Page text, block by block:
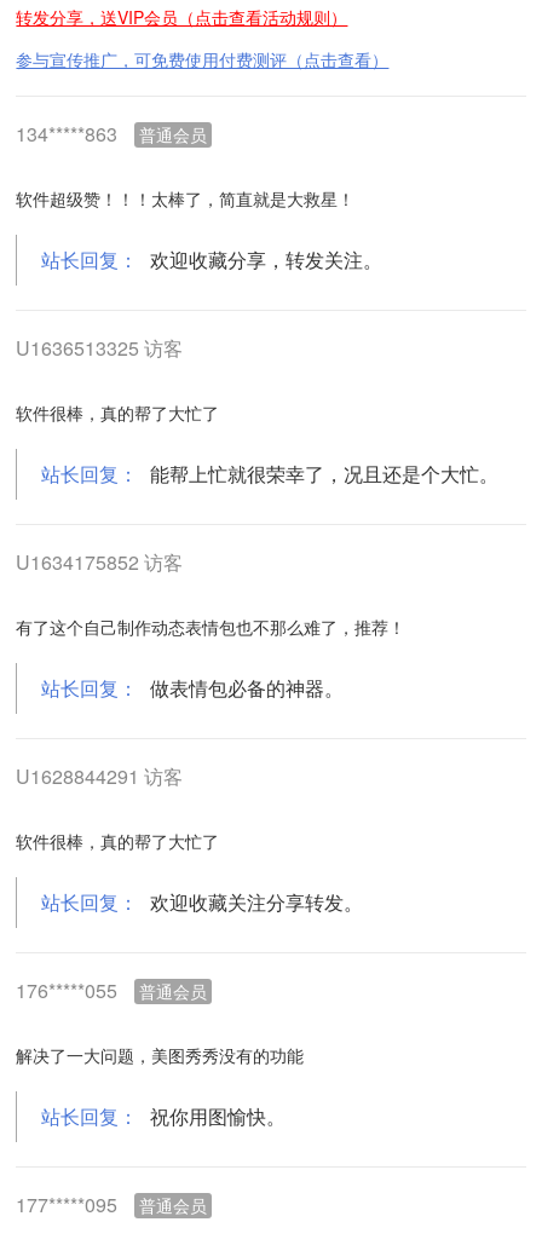
转发分享，送VIP会员（点击查看活动规则）
参与宣传推广，可免费使用付费测评（点击查看）
134*****863 普通会员
软件超级赞！！！太棒了，简直就是大救星！
站长回复： 欢迎收藏分享，转发关注。
U1636513325 访客
软件很棒，真的帮了大忙了
站长回复： 能帮上忙就很荣幸了，况且还是个大忙。
U1634175852 访客
有了这个自己制作动态表情包也不那么难了，推荐！
站长回复： 做表情包必备的神器。
U1628844291 访客
软件很棒，真的帮了大忙了
站长回复： 欢迎收藏关注分享转发。
176*****055 普通会员
解决了一大问题，美图秀秀没有的功能
站长回复： 祝你用图愉快。
177*****095 普通会员